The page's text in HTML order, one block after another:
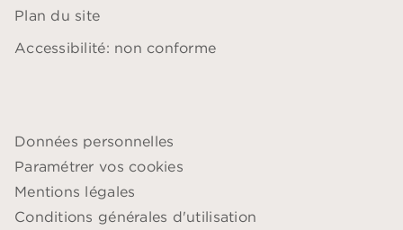
Plan du site
Accessibilité: non conforme
Données personnelles
Paramétrer vos cookies
Mentions légales
Conditions générales d'utilisation